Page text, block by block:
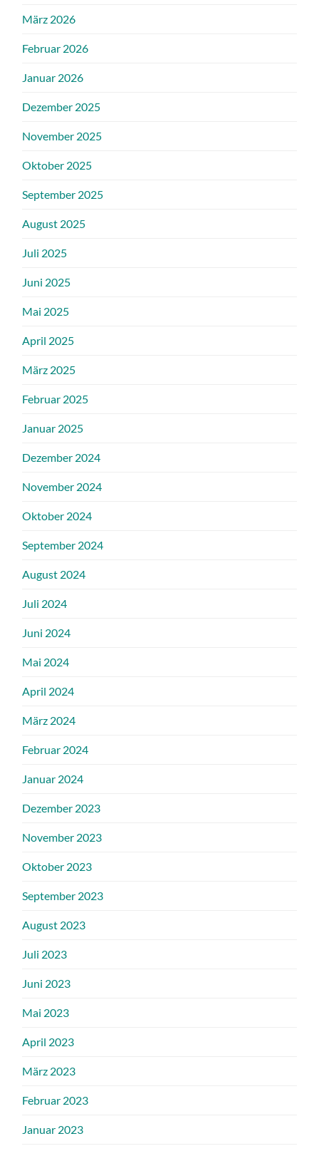
März 2026
Februar 2026
Januar 2026
Dezember 2025
November 2025
Oktober 2025
September 2025
August 2025
Juli 2025
Juni 2025
Mai 2025
April 2025
März 2025
Februar 2025
Januar 2025
Dezember 2024
November 2024
Oktober 2024
September 2024
August 2024
Juli 2024
Juni 2024
Mai 2024
April 2024
März 2024
Februar 2024
Januar 2024
Dezember 2023
November 2023
Oktober 2023
September 2023
August 2023
Juli 2023
Juni 2023
Mai 2023
April 2023
März 2023
Februar 2023
Januar 2023